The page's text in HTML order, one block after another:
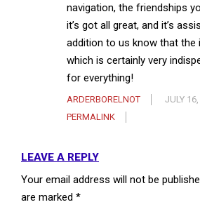
navigation, the friendships
it’s got all great, and it’s
addition to us know that the
which is certainly very
for everything!
ARDERBORELNOT
JULY
PERMALINK
LEAVE A REPLY
Your email address will not be
are marked *